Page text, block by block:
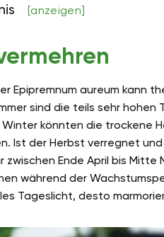
[anzeigen]
Epipremnum aureum kann
sind die teils sehr
Winter könnten die trockene
Ist der Herbst verregnet
zwischen Ende April bis
während der
Tageslicht, desto